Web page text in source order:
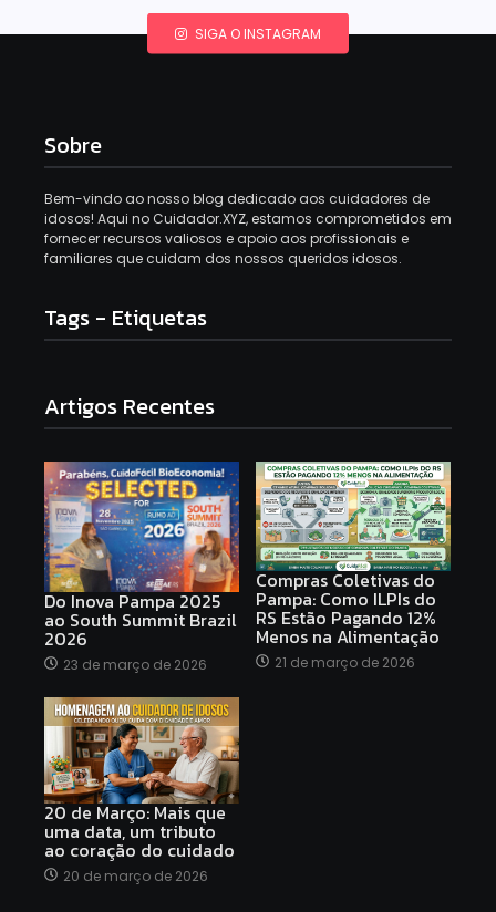
SIGA O INSTAGRAM
Sobre
Bem-vindo ao nosso blog dedicado aos cuidadores de
idosos! Aqui no Cuidador.XYZ, estamos comprometidos em
fornecer recursos valiosos e apoio aos profissionais e
familiares que cuidam dos nossos queridos idosos.
Tags - Etiquetas
Artigos Recentes
Do Inova Pampa 2025
ao South Summit Brazil
2026
23 de março de 2026
Compras Coletivas do
Pampa: Como ILPIs do
RS Estão Pagando 12%
Menos na Alimentação
21 de março de 2026
20 de Março: Mais que
uma data, um tributo
ao coração do cuidado
20 de março de 2026